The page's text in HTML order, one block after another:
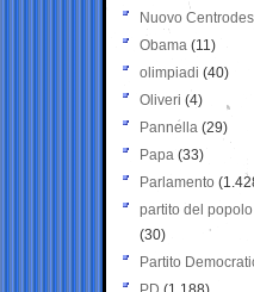
Nuovo
Obama (11)
olimpiadi (40)
Oliveri (4)
Pannella (29)
Papa (33)
Parlamento
partito del
(30)
Partito